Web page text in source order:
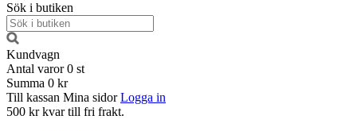
Sök i butiken
Kundvagn
Antal varor 0 st
Summa 0 kr
Till kassan Mina sidor Logga in
500 kr kvar till fri frakt.